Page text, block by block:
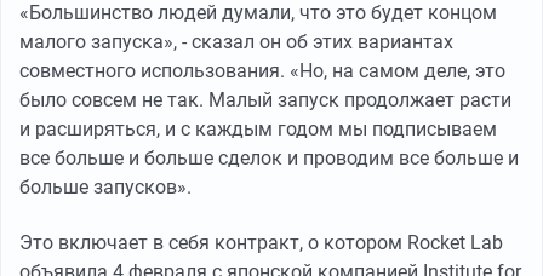
«Большинство людей думали, что это будет концом
малого запуска», - сказал он об этих вариантах
совместного использования. «Но, на самом деле, это
было совсем не так. Малый запуск продолжает расти
и расширяться, и с каждым годом мы подписываем
все больше и больше сделок и проводим все больше и
больше запусков».
Это включает в себя контракт, о котором Rocket Lab